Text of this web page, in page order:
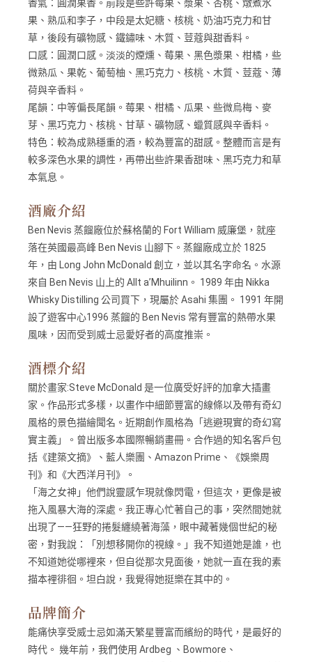
香氣： 圓潤果香。前段是些許莓果、漿果、杏桃、燉煮水
果、熟瓜和李子，中段是太妃糖、核桃、奶油巧克力和甘
草，後段有礦物感、鐵鏽味、木質、荳蔻與甜香料。
​口感： 圓潤口感。淡淡的煙燻、莓果、黑色漿果、柑橘，些
微熟瓜、果乾、葡萄柚、黑巧克力、核桃、木質、荳蔻、薄
荷與辛香料。
​尾韻： 中等偏長尾韻。莓果、柑橘、瓜果、些微烏梅、麥
芽、黑巧克力、核桃、甘草、礦物感、蠟質感與辛香料。
特色： 較為成熟穩重的酒，較為豐富的甜感。整體而言是有
較多深色水果的調性，再帶出些許果香甜味、黑巧克力和草
本氣息。
酒廠介紹
Ben Nevis 蒸餾廠位於蘇格蘭的 Fort William 威廉堡，就座
落在英國最高峰 Ben Nevis 山腳下。蒸餾廠成立於 1825
年，由 Long John McDonald 創立，並以其名字命名。水源
來自 Ben Nevis 山上的 Allt a’Mhuilinn。 1989 年由 Nikka
Whisky Distilling 公司買下，現屬於 Asahi 集團。 1991 年開
設了遊客中心1996 蒸餾的 Ben Nevis 常有豐富的熱帶水果
風味，因而受到威士忌愛好者的高度推崇。
酒標介紹
關於畫家:Steve McDonald 是一位廣受好評的加拿大插畫
家。作品形式多樣，以畫作中細節豐富的線條以及帶有奇幻
風格的景色描繪聞名。近期創作風格為「逃避現實的奇幻寫
實主義」。曾出版多本國際暢銷畫冊。合作過的知名客戶包
括《建築文摘》、藍人樂團、Amazon Prime、《娛樂周
刊》和《大西洋月刊》。
「海之女神」他們說靈感乍現就像閃電，但這次，更像是被
拖入風暴大海的深處。我正專心忙著自己的事，突然間她就
出現了——狂野的捲髮纏繞著海藻，眼中藏著幾個世紀的秘
密，對我說：「別想移開你的視線。」我不知道她是誰，也
不知道她從哪裡來，但自從那次見面後，她就一直在我的素
描本裡徘徊。坦白說，我覺得她挺樂在其中的。
品牌簡介
能痛快享受威士忌如滿天繁星豐富而繽紛的時代，是最好的
時代。 幾年前，我們使用 Ardbeg 、Bowmore、